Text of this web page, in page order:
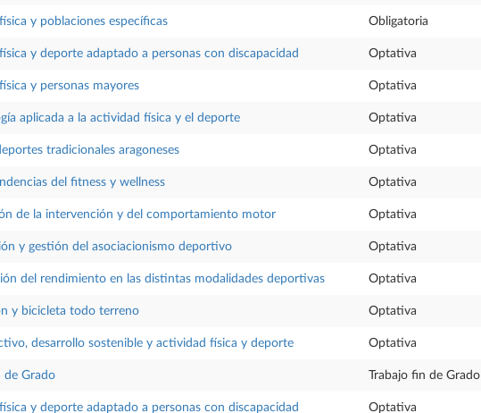
y poblaciones específicas Obligatoria
y deporte adaptado a personas con discapacidad Optativa
y personas mayores Optativa
aplicada a la actividad física y el deporte Optativa
tradicionales aragoneses Optativa
del fitness y wellness Optativa
de la intervención y del comportamiento motor Optativa
y gestión del asociacionismo deportivo Optativa
del rendimiento en las distintas modalidades deportivas Optativa
y bicicleta todo terreno Optativa
desarrollo sostenible y actividad física y deporte Optativa
de Grado Trabajo fin de Grado
y deporte adaptado a personas con discapacidad Optativa